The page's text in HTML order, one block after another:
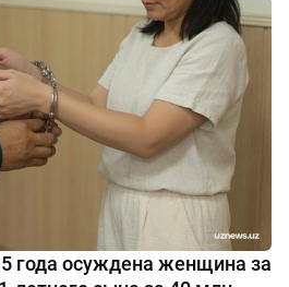
года осуждена женщина за